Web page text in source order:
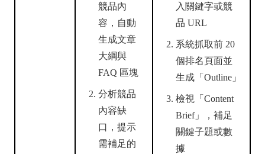
競品內
容，自動
生成文章
大綱與
FAQ 區塊
分析競品
內容缺
口，提示
需補足的
入關鍵字或競
品 URL
系統抓取前 20
個排名頁面並
生成「Outline」
檢視「Content
Brief」，補足
關鍵子題或數
據